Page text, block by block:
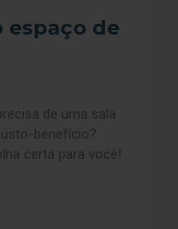
espaço de
de uma sala
benefício?
certa para você!